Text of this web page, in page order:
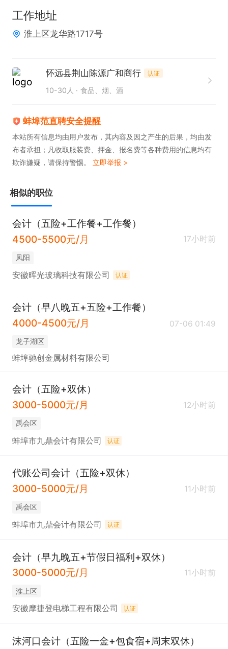
工作地址
淮上区龙华路1717号
怀远县荆山陈源广和商行 认证
10-30人 食品、烟、酒
蚌埠范直聘安全提醒
本站所有信息均由用户发布，其内容及因之产生的后果，均由发
布者承担；凡收取服装费、押金、报名费等各种费用的信息均有
欺诈嫌疑，请保持警惕。 立即举报 >
相似的职位
会计（五险+工作餐+工作餐）
4500-5500元/月
17小时前
凤阳
安徽晖光玻璃科技有限公司 认证
会计（早八晚五+五险+工作餐）
4000-4500元/月
07-06 01:49
龙子湖区
蚌埠驰创金属材料有限公司
会计（五险+双休）
3000-5000元/月
12小时前
禹会区
蚌埠市九鼎会计有限公司 认证
代账公司会计（五险+双休）
3000-5000元/月
11小时前
禹会区
蚌埠市九鼎会计有限公司 认证
会计（早九晚五+节假日福利+双休）
3000-5000元/月
11小时前
淮上区
安徽摩捷登电梯工程有限公司 认证
沫河口会计（五险一金+包食宿+周末双休）